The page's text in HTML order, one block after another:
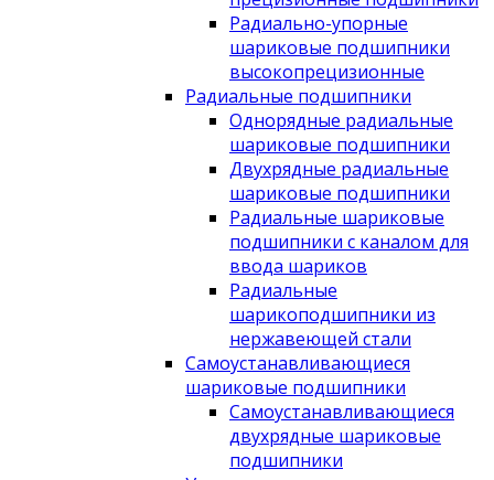
Радиально-упорные
шариковые подшипники
высокопрецизионные
Радиальные подшипники
Однорядные радиальные
шариковые подшипники
Двухрядные радиальные
шариковые подшипники
Радиальные шариковые
подшипники с каналом для
ввода шариков
Радиальные
шарикоподшипники из
нержавеющей стали
Самоустанавливающиеся
шариковые подшипники
Самоустанавливающиеся
двухрядные шариковые
подшипники